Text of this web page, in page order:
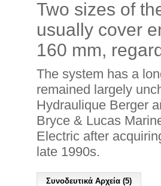
Two sizes of
usually cover
160 mm,
The system has a
remained largely
Hydraulique Berger
Bryce & Lucas
Electric after
late 1990s.
Συνοδευτικά Αρχεία (5)